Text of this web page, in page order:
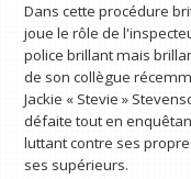
Dans cette procédure
joue le rôle de
police brillant mais
de son collègue
Jackie « Stevie »
défaite tout en
luttant contre ses
ses supérieurs.